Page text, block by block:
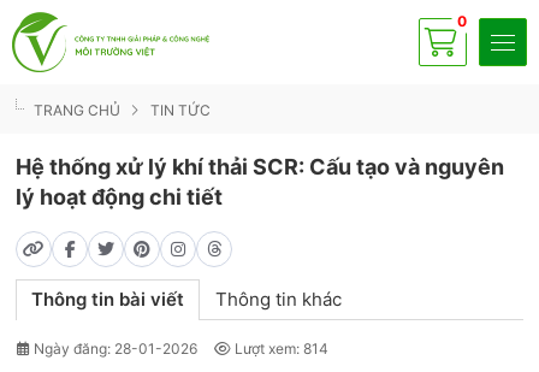
Có 0
sp
TRANG CHỦ TIN TỨC
Hệ thống xử lý khí thải SCR: Cấu tạo và nguyên
lý hoạt động chi tiết
Thông tin bài viết Thông tin khác
Ngày đăng: 28-01-2026 Lượt xem: 814